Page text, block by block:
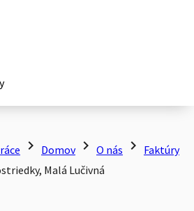
chevron_right Domov chevron_right O nás chevron_right Faktúry
Malá Lučivná